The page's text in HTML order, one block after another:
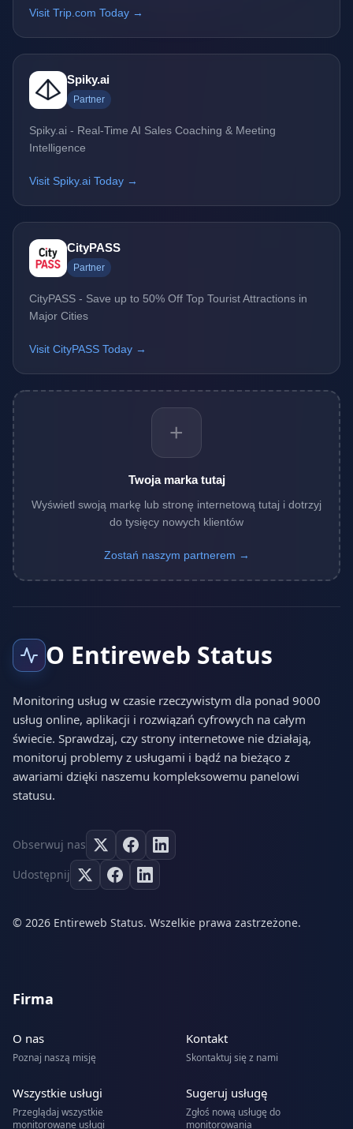
Visit Trip.com Today →
Spiky.ai
Partner
Spiky.ai - Real-Time AI Sales Coaching & Meeting
Intelligence
Visit Spiky.ai Today →
CityPASS
Partner
CityPASS - Save up to 50% Off Top Tourist Attractions in
Major Cities
Visit CityPASS Today →
+
Twoja marka tutaj
Wyświetl swoją markę lub stronę internetową tutaj i dotrzyj
do tysięcy nowych klientów
Zostań naszym partnerem →
O Entireweb Status
Monitoring usług w czasie rzeczywistym dla ponad 9000
usług online, aplikacji i rozwiązań cyfrowych na całym
świecie. Sprawdzaj, czy strony internetowe nie działają,
monitoruj problemy z usługami i bądź na bieżąco z
awariami dzięki naszemu kompleksowemu panelowi
statusu.
Obserwuj nas
Udostępnij
© 2026 Entireweb Status. Wszelkie prawa zastrzeżone.
Firma
O nas
Poznaj naszą misję
Kontakt
Skontaktuj się z nami
Wszystkie usługi
Przeglądaj wszystkie
monitorowane usługi
Sugeruj usługę
Zgłoś nową usługę do
monitorowania